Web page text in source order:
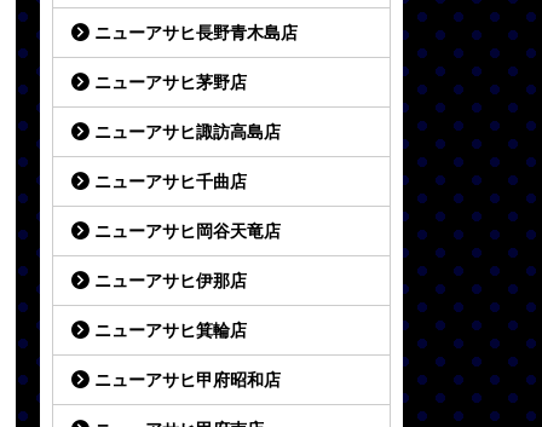
ニューアサヒ長野青木島店
ニューアサヒ茅野店
ニューアサヒ諏訪高島店
ニューアサヒ千曲店
ニューアサヒ岡谷天竜店
ニューアサヒ伊那店
ニューアサヒ箕輪店
ニューアサヒ甲府昭和店